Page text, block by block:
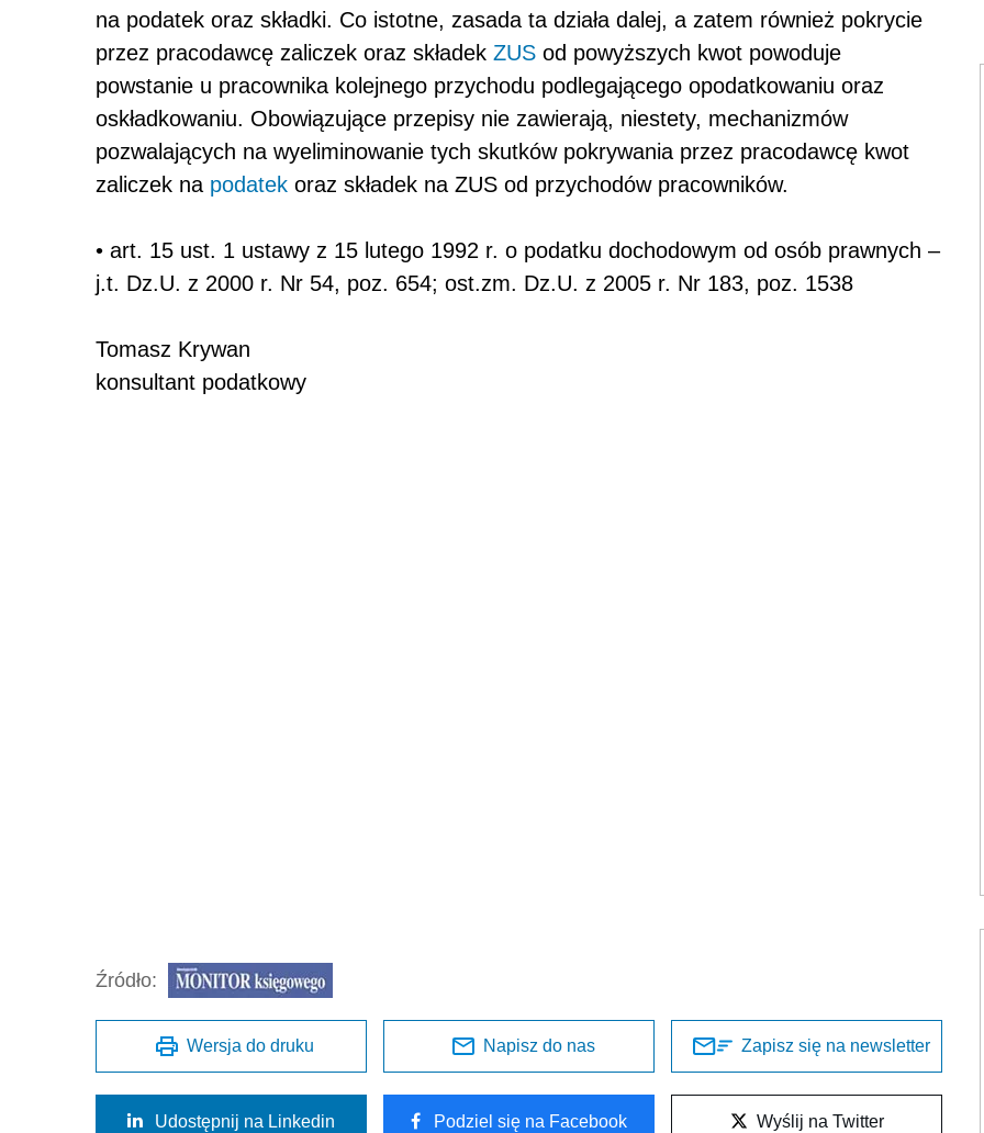
na podatek oraz składki. Co istotne, zasada ta działa dalej, a zatem również pokrycie
przez pracodawcę zaliczek oraz składek ZUS od powyższych kwot powoduje
powstanie u pracownika kolejnego przychodu podlegającego opodatkowaniu oraz
oskładkowaniu. Obowiązujące przepisy nie zawierają, niestety, mechanizmów
pozwalających na wyeliminowanie tych skutków pokrywania przez pracodawcę kwot
zaliczek na podatek oraz składek na ZUS od przychodów pracowników.
• art. 15 ust. 1 ustawy z 15 lutego 1992 r. o podatku dochodowym od osób prawnych –
j.t. Dz.U. z 2000 r. Nr 54, poz. 654; ost.zm. Dz.U. z 2005 r. Nr 183, poz. 1538
Tomasz Krywan
konsultant podatkowy
Źródło:
Wersja do druku Napisz do nas Zapisz się na newsletter
Udostępnij na Linkedin Podziel się na Facebook Wyślij na Twitter